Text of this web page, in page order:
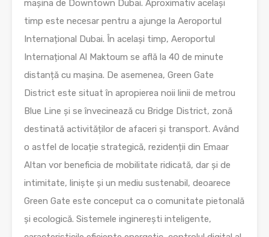
mașina de Downtown Dubai. Aproximativ același
timp este necesar pentru a ajunge la Aeroportul
Internațional Dubai. În același timp, Aeroportul
Internațional Al Maktoum se află la 40 de minute
distanță cu mașina. De asemenea, Green Gate
District este situat în apropierea noii linii de metrou
Blue Line și se învecinează cu Bridge District, zonă
destinată activităților de afaceri și transport. Având
o astfel de locație strategică, rezidenții din Emaar
Altan vor beneficia de mobilitate ridicată, dar și de
intimitate, liniște și un mediu sustenabil, deoarece
Green Gate este conceput ca o comunitate pietonală
și ecologică. Sistemele inginerești inteligente,